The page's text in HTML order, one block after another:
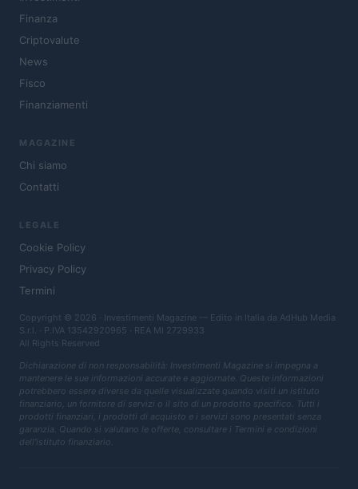
Finanza
Criptovalute
News
Fisco
Finanziamenti
MAGAZINE
Chi siamo
Contatti
LEGALE
Cookie Policy
Privacy Policy
Termini
Copyright © 2026 · Investimenti Magazine — Edito in Italia da AdHub Media
S.r.l. · P.IVA 13542920965 · REA MI 2729933
All Rights Reserved
Dichiarazione di non responsabilità: Investimenti Magazine si impegna a
mantenere le sue informazioni accurate e aggiornate. Queste informazioni
potrebbero essere diverse da quelle visualizzate quando visiti un istituto
finanziario, un fornitore di servizi o il sito di un prodotto specifico. Tutti i
prodotti finanziari, i prodotti di acquisto e i servizi sono presentati senza
garanzia. Quando si valutano le offerte, consultare i Termini e condizioni
dell'istituto finanziario.